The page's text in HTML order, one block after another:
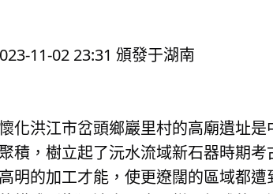
11-02 23:31 頒發于湖南
化洪江市岔頭鄉巖里村的高廟遺址
積，樹立起了沅水流域新石器時期
明的加工才能，使更遼闊的區域都